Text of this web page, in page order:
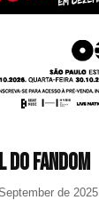
do fandom
de 2025